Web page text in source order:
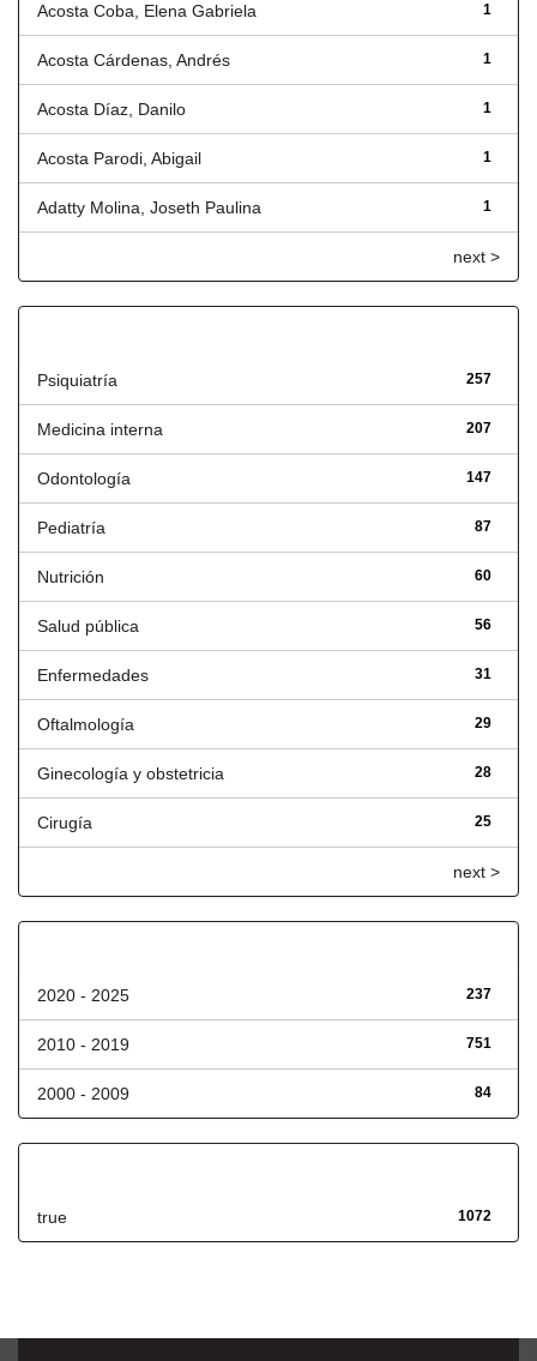
1
Acosta Coba, Elena Gabriela
1
Acosta Cárdenas, Andrés
1
Acosta Díaz, Danilo
1
Acosta Parodi, Abigail
1
Adatty Molina, Joseth Paulina
next >
257
Psiquiatría
207
Medicina interna
147
Odontología
87
Pediatría
60
Nutrición
56
Salud pública
31
Enfermedades
29
Oftalmología
28
Ginecología y obstetricia
25
Cirugía
next >
237
2020 - 2025
751
2010 - 2019
84
2000 - 2009
1072
true